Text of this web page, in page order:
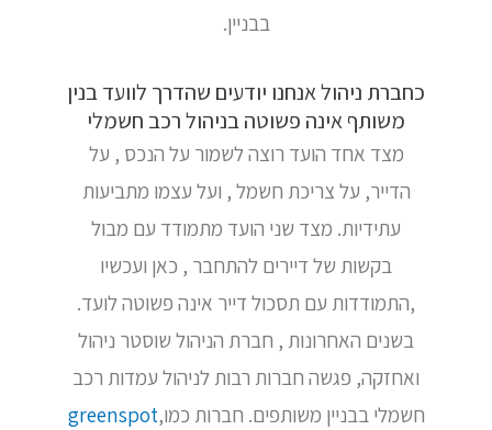
בבניין.
כחברת ניהול אנחנו יודעים שהדרך לוועד בנין
משותף אינה פשוטה בניהול רכב חשמלי
מצד אחד הועד רוצה לשמור על הנכס , על
הדייר, על צריכת חשמל , ועל עצמו מתביעות
עתידיות. מצד שני הועד מתמודד עם מבול
בקשות של דיירים להתחבר , כאן ועכשיו
,התמודדות עם תסכול דייר אינה פשוטה לועד.
בשנים האחרונות , חברת הניהול שוסטר ניהול
ואחזקה, פגשה חברות רבות לניהול עמדות רכב
חשמלי בבניין משותפים. חברות כמו,greenspot